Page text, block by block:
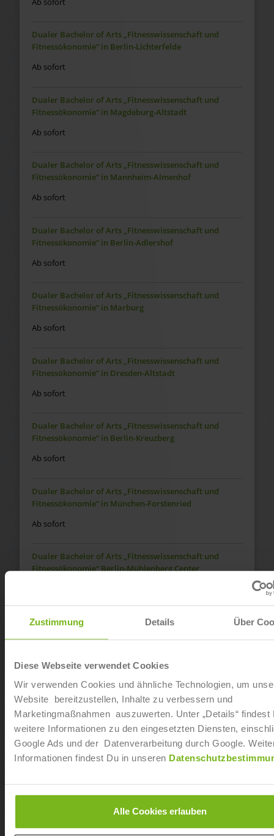
Zustimmung Details Über
Diese Webseite verwendet Cookies
Wir verwenden Cookies und ähnliche Technologien, um
Website bereitzustellen, Inhalte zu verbessern und
Marketingmaßnahmen auszuwerten. Unter „Details“ findest
weitere Informationen zu den eingesetzten Diensten,
Google Ads und der Datenverarbeitung durch Google.
Informationen findest Du in unseren
Alle Cookies erlauben
Dualer Bachelor of Arts „Fitnesswissenschaft und
Fitnessökonomie“ in Berlin-Lichterfelde
Ab sofort
Dualer Bachelor of Arts „Fitnesswissenschaft und
Fitnessökonomie“ in Magdeburg-Altstadt
Ab sofort
Dualer Bachelor of Arts „Fitnesswissenschaft und
Fitnessökonomie“ in Mannheim-Almenhof
Ab sofort
Dualer Bachelor of Arts „Fitnesswissenschaft und
Fitnessökonomie“ in Berlin-Adlershof
Ab sofort
Dualer Bachelor of Arts „Fitnesswissenschaft und
Fitnessökonomie“ in Marburg
Ab sofort
Dualer Bachelor of Arts „Fitnesswissenschaft und
Fitnessökonomie“ in Dresden-Altstadt
Ab sofort
Dualer Bachelor of Arts „Fitnesswissenschaft und
Fitnessökonomie“ in Berlin-Kreuzberg
Ab sofort
Dualer Bachelor of Arts „Fitnesswissenschaft und
Fitnessökonomie“ in München-Forstenried
Ab sofort
Dualer Bachelor of Arts „Fitnesswissenschaft und
Fitnessökonomie“ Berlin-Mühlenberg Center
Dualer Bachelor of Arts „Fitnesswissenschaft und
Dualer Bachelor of Arts „Fitnesswissenschaft und
Fitnessökonomie“ in Dresden-Seidnitz
Ab sofort
Dualer Bachelor of Arts „Fitnesswissenschaft und
Fitnessökonomie“ in Koblenz
Ab sofort
Dualer Bachelor of Arts „Fitnesswissenschaft und
Fitnessökonomie“ in Regensburg